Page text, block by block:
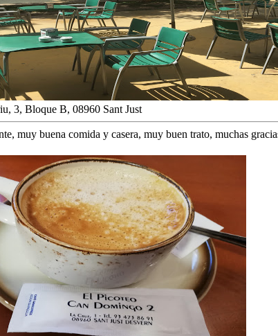
3, Bloque B, 08960 Sant Just
muy buena comida y casera, muy buen trato, muchas